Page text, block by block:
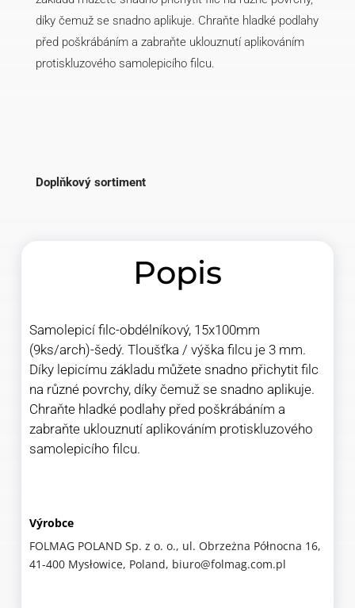
díky čemuž se snadno aplikuje. Chraňte hladké podlahy
před poškrábáním a zabraňte uklouznutí aplikováním
protiskluzového samolepicího filcu.
Doplňkový sortiment
Popis
Samolepicí filc-obdélníkový, 15x100mm
(9ks/arch)-šedý. Tloušťka / výška filcu je 3 mm.
Díky lepicímu základu můžete snadno přichytit filc
na různé povrchy, díky čemuž se snadno aplikuje.
Chraňte hladké podlahy před poškrábáním a
zabraňte uklouznutí aplikováním protiskluzového
samolepicího filcu.
Výrobce
FOLMAG POLAND Sp. z o. o., ul. Obrzeżna Północna 16,
41-400 Mysłowice, Poland, biuro@folmag.com.pl